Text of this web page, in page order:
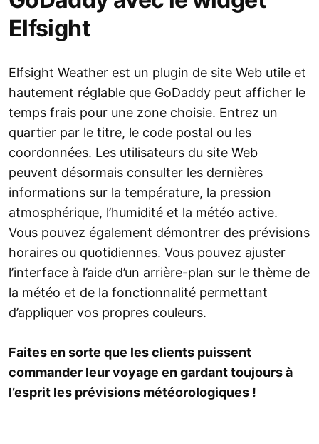
Elfsight
Elfsight Weather est un plugin de site Web utile et
hautement réglable que GoDaddy peut afficher le
temps frais pour une zone choisie. Entrez un
quartier par le titre, le code postal ou les
coordonnées. Les utilisateurs du site Web
peuvent désormais consulter les dernières
informations sur la température, la pression
atmosphérique, l’humidité et la météo active.
Vous pouvez également démontrer des prévisions
horaires ou quotidiennes. Vous pouvez ajuster
l’interface à l’aide d’un arrière-plan sur le thème de
la météo et de la fonctionnalité permettant
d’appliquer vos propres couleurs.
Faites en sorte que les clients puissent
commander leur voyage en gardant toujours à
l’esprit les prévisions météorologiques !